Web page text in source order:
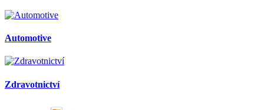
Automotive
Zdravotnictví